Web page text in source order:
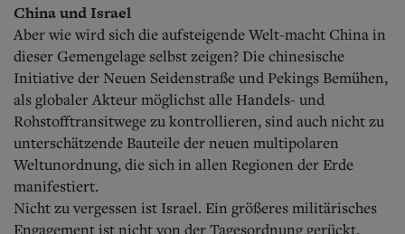
China und Israel
Aber wie wird sich die aufsteigende Welt-macht China in
dieser Gemengelage selbst zeigen? Die chinesische
Initiative der Neuen Seidenstraße und Pekings Bemühen,
als globaler Akteur möglichst alle Handels- und
Rohstofftransitwege zu kontrollieren, sind auch nicht zu
unterschätzende Bauteile der neuen multipolaren
Weltunordnung, die sich in allen Regionen der Erde
manifestiert.
Nicht zu vergessen ist Israel. Ein größeres militärisches
Engagement ist nicht von der Tagesordnung gerückt,